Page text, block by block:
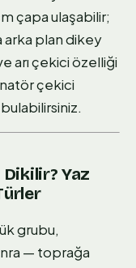
çapa ulaşabilir;
arka plan dikey
arı çekici özelliği
çekici
bulabilirsiniz.
Yaz
grubu,
— toprağa